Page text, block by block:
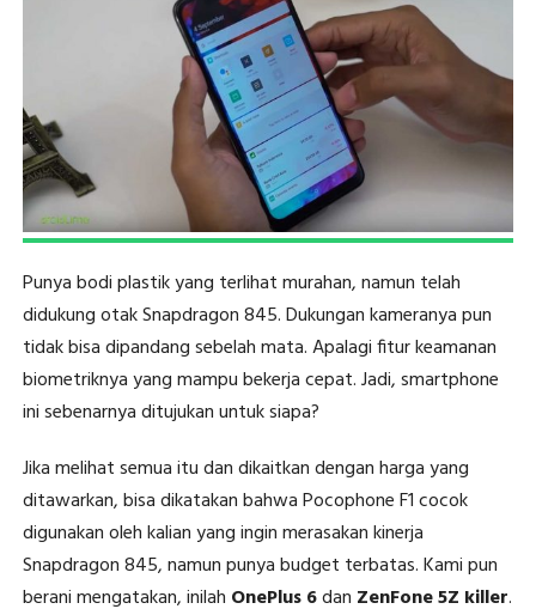
Punya bodi plastik yang terlihat murahan, namun telah
didukung otak Snapdragon 845. Dukungan kameranya pun
tidak bisa dipandang sebelah mata. Apalagi fitur keamanan
biometriknya yang mampu bekerja cepat. Jadi, smartphone
ini sebenarnya ditujukan untuk siapa?
Jika melihat semua itu dan dikaitkan dengan harga yang
ditawarkan, bisa dikatakan bahwa Pocophone F1 cocok
digunakan oleh kalian yang ingin merasakan kinerja
Snapdragon 845, namun punya budget terbatas. Kami pun
berani mengatakan, inilah OnePlus 6dan ZenFone 5Z killer.